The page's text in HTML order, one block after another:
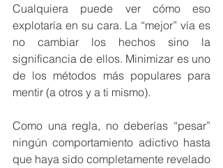
Cualquiera puede ver cómo eso
explotaría en su cara. La “mejor” vía es
no cambiar los hechos sino la
significancia de ellos. Minimizar es uno
de los métodos más populares para
mentir (a otros y a ti mismo).
Como una regla, no deberías “pesar”
ningún comportamiento adictivo hasta
que haya sido completamente revelado